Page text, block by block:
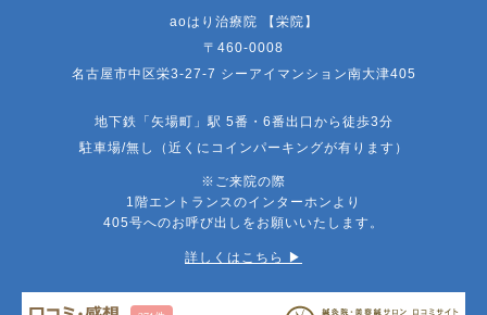
aoはり治療院 【栄院】
〒460-0008
名古屋市中区栄3-27-7 シーアイマンション南大津405
地下鉄「矢場町」駅 5番・6番出口から徒歩3分
駐車場/無し（近くにコインパーキングが有ります）
※ご来院の際
1階エントランスのインターホンより
405号へのお呼び出しをお願いいたします。
詳しくはこちら ▶︎